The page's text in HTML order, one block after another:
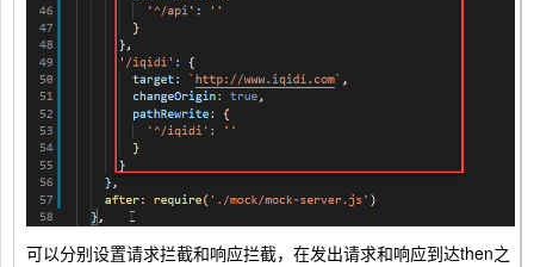
可以分别设置请求拦截和响应拦截，在发出请求和响应到达then之